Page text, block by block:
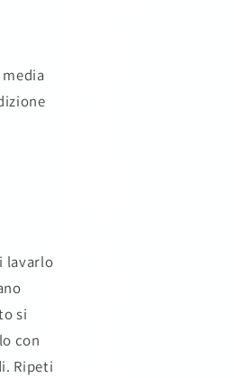
lavarlo
si
con
Ripeti